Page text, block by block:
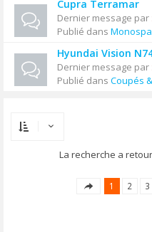
Cupra Terramar
Dernier message par
Publié dans
Hyundai Vision
Dernier message par
Publié dans Coupés
La recherche a
1 2 3